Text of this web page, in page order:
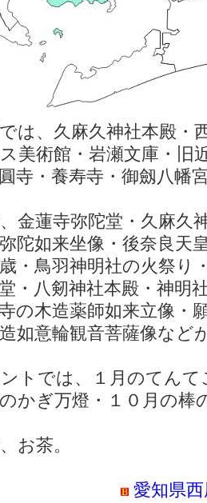
は、久麻久神社本殿・
美術館・岩瀬文庫・旧
寺・養寿寺・御劔八幡
金蓮寺弥陀堂・久麻久
陀如来坐像・後奈良天
・鳥羽神明社の火祭り
・八剱神社本殿・神明
の木造薬師如来立像・
如意輪観音菩薩像など
トでは、１月のてん
かぎ万燈・１０月の棒
お茶。
愛知県